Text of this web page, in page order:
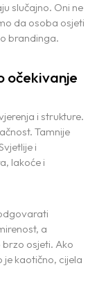
slučajno. Oni ne
da osoba osjeti
brandinga.
očekivanje
i strukture.
Tamnije
i
lakoće i
a
osjeti. Ako
kaotično, cijela